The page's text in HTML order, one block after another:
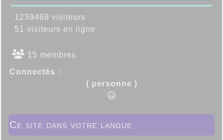
1239469 visiteurs
51 visiteurs en ligne
15 membres
Connectés :
( personne )
Ce site dans votre langue